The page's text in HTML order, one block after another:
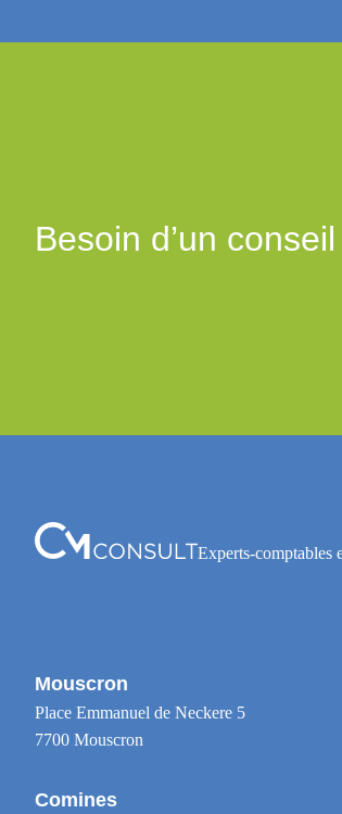
Besoin d’un
Experts-comptables
Mouscron
Place Emmanuel de Neckere 5
7700 Mouscron
Comines